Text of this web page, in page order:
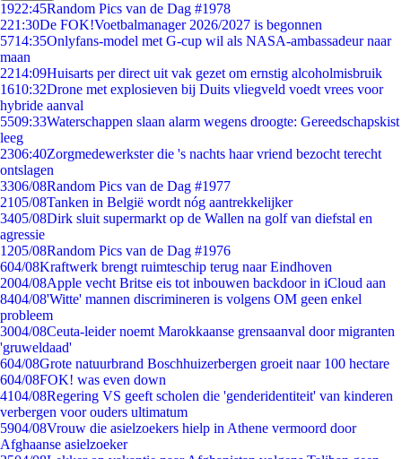
1922:45Random Pics van de Dag #1978
221:30De FOK!Voetbalmanager 2026/2027 is begonnen
5714:35Onlyfans-model met G-cup wil als NASA-ambassadeur naar
maan
2214:09Huisarts per direct uit vak gezet om ernstig alcoholmisbruik
1610:32Drone met explosieven bij Duits vliegveld voedt vrees voor
hybride aanval
5509:33Waterschappen slaan alarm wegens droogte: Gereedschapskist
leeg
2306:40Zorgmedewerkster die 's nachts haar vriend bezocht terecht
ontslagen
3306/08Random Pics van de Dag #1977
2105/08Tanken in België wordt nóg aantrekkelijker
3405/08Dirk sluit supermarkt op de Wallen na golf van diefstal en
agressie
1205/08Random Pics van de Dag #1976
604/08Kraftwerk brengt ruimteschip terug naar Eindhoven
2004/08Apple vecht Britse eis tot inbouwen backdoor in iCloud aan
8404/08'Witte' mannen discrimineren is volgens OM geen enkel
probleem
3004/08Ceuta-leider noemt Marokkaanse grensaanval door migranten
'gruweldaad'
604/08Grote natuurbrand Boschhuizerbergen groeit naar 100 hectare
604/08FOK! was even down
4104/08Regering VS geeft scholen die 'genderidentiteit' van kinderen
verbergen voor ouders ultimatum
5904/08Vrouw die asielzoekers hielp in Athene vermoord door
Afghaanse asielzoeker